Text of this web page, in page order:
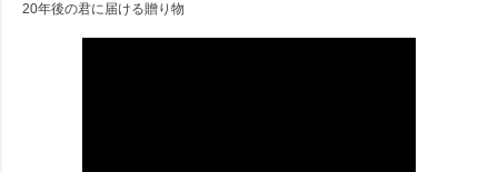
20年後の君に届ける贈り物